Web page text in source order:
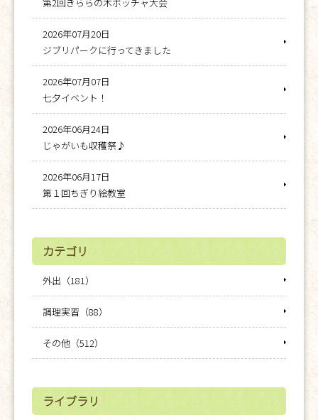
2026年07月20日
ジブリパークに行ってきました
2026年07月07日
七夕イベント！
2026年06月24日
じゃがいも収穫祭♪
2026年06月17日
第１回ちぎり絵教室
カテゴリ
外出（181）
調理実習（88）
その他（512）
ライブラリ